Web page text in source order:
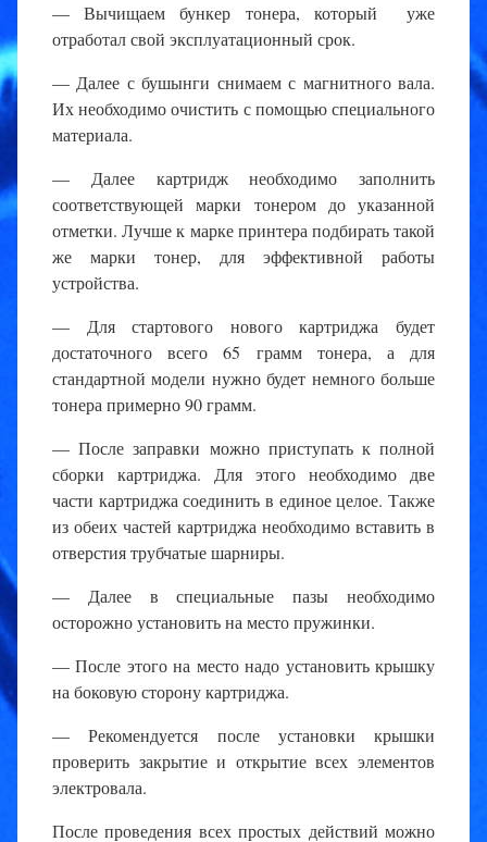
— Вычищаем бункер тонера, который уже
отработал свой эксплуатационный срок.
— Далее с бушынги снимаем с магнитного вала.
Их необходимо очистить с помощью специального
материала.
— Далее картридж необходимо заполнить
соответствующей марки тонером до указанной
отметки. Лучше к марке принтера подбирать такой
же марки тонер, для эффективной работы
устройства.
— Для стартового нового картриджа будет
достаточного всего 65 грамм тонера, а для
стандартной модели нужно будет немного больше
тонера примерно 90 грамм.
— После заправки можно приступать к полной
сборки картриджа. Для этого необходимо две
части картриджа соединить в единое целое. Также
из обеих частей картриджа необходимо вставить в
отверстия трубчатые шарниры.
— Далее в специальные пазы необходимо
осторожно установить на место пружинки.
— После этого на место надо установить крышку
на боковую сторону картриджа.
— Рекомендуется после установки крышки
проверить закрытие и открытие всех элементов
электровала.
После проведения всех простых действий можно